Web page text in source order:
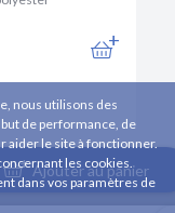
Ajouter au panier
nous utilisons des
de performance, de
aider le site à fonctionner.
les cookies.
dans vos paramètres de